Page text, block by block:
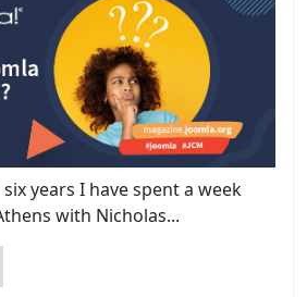
years I have spent a week
with Nicholas...